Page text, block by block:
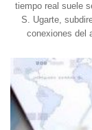
tiempo real suele
S. Ugarte,
conexiones del